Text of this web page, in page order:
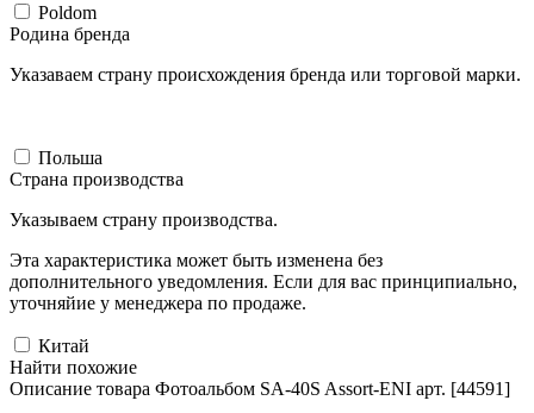
Poldom
Родина бренда
Указаваем страну происхождения бренда или торговой марки.
Польша
Страна производства
Указываем страну производства.
Эта характеристика может быть изменена без
дополнительного уведомления. Если для вас принципиально,
уточняйие у менеджера по продаже.
Китай
Найти похожие
Описание товара Фотоальбом SA-40S Assort-ENI арт. [44591]